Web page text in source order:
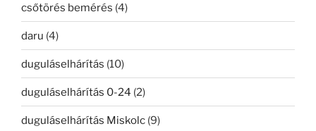
csőtörés bemérés (4)
daru (4)
duguláselhárítás (10)
duguláselhárítás 0-24 (2)
duguláselhárítás Miskolc (9)